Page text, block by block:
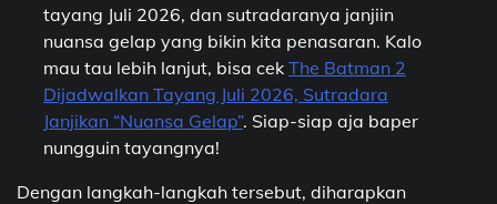
tayang Juli 2026, dan sutradaranya janjiin
nuansa gelap yang bikin kita penasaran. Kalo
mau tau lebih lanjut, bisa cek The Batman 2
Dijadwalkan Tayang Juli 2026, Sutradara
Janjikan “Nuansa Gelap”. Siap-siap aja baper
nungguin tayangnya!
Dengan langkah-langkah tersebut, diharapkan